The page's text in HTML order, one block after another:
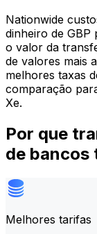
Nationwide
dinheiro de GBP
o valor da
de valores mais
melhores taxas
comparação
Xe.
Por que
de bancos
Melhores tarifas